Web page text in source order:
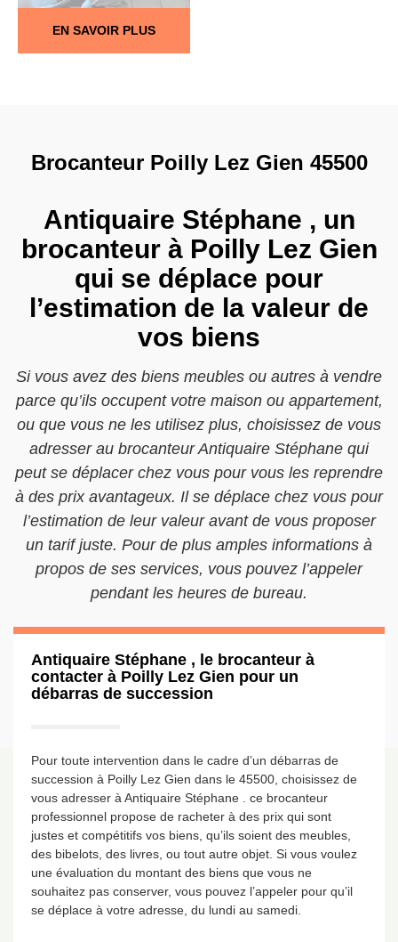
EN SAVOIR PLUS
Brocanteur Poilly Lez Gien 45500
Antiquaire Stéphane , un
brocanteur à Poilly Lez Gien
qui se déplace pour
l’estimation de la valeur de
vos biens
Si vous avez des biens meubles ou autres à vendre
parce qu’ils occupent votre maison ou appartement,
ou que vous ne les utilisez plus, choisissez de vous
adresser au brocanteur Antiquaire Stéphane qui
peut se déplacer chez vous pour vous les reprendre
à des prix avantageux. Il se déplace chez vous pour
l’estimation de leur valeur avant de vous proposer
un tarif juste. Pour de plus amples informations à
propos de ses services, vous pouvez l’appeler
pendant les heures de bureau.
Antiquaire Stéphane , le brocanteur à
contacter à Poilly Lez Gien pour un
débarras de succession
Pour toute intervention dans le cadre d’un débarras de
succession à Poilly Lez Gien dans le 45500, choisissez de
vous adresser à Antiquaire Stéphane . ce brocanteur
professionnel propose de racheter à des prix qui sont
justes et compétitifs vos biens, qu’ils soient des meubles,
des bibelots, des livres, ou tout autre objet. Si vous voulez
une évaluation du montant des biens que vous ne
souhaitez pas conserver, vous pouvez l’appeler pour qu’il
se déplace à votre adresse, du lundi au samedi.